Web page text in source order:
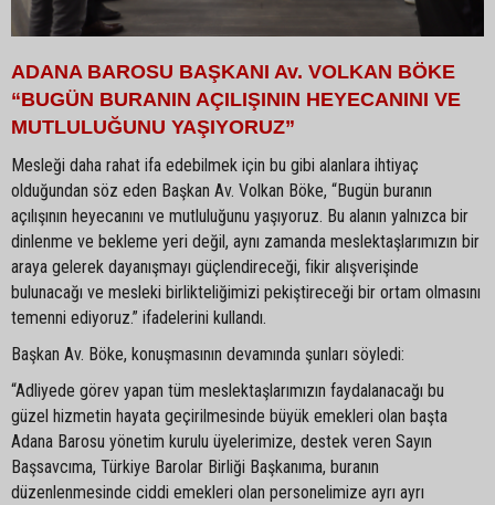
ADANA BAROSU BAŞKANI Av. VOLKAN BÖKE
“BUGÜN BURANIN AÇILIŞININ HEYECANINI VE
MUTLULUĞUNU YAŞIYORUZ”
Mesleği daha rahat ifa edebilmek için bu gibi alanlara ihtiyaç
olduğundan söz eden Başkan Av. Volkan Böke, “Bugün buranın
açılışının heyecanını ve mutluluğunu yaşıyoruz. Bu alanın yalnızca bir
dinlenme ve bekleme yeri değil, aynı zamanda meslektaşlarımızın bir
araya gelerek dayanışmayı güçlendireceği, fikir alışverişinde
bulunacağı ve mesleki birlikteliğimizi pekiştireceği bir ortam olmasını
temenni ediyoruz.” ifadelerini kullandı.
Başkan Av. Böke, konuşmasının devamında şunları söyledi:
“Adliyede görev yapan tüm meslektaşlarımızın faydalanacağı bu
güzel hizmetin hayata geçirilmesinde büyük emekleri olan başta
Adana Barosu yönetim kurulu üyelerimize, destek veren Sayın
Başsavcıma, Türkiye Barolar Birliği Başkanıma, buranın
düzenlenmesinde ciddi emekleri olan personelimize ayrı ayrı